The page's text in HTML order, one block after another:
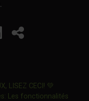
dans
s'ouvrira
s'ouvrira
LinkedIn
Ce lien
Partager
LISEZ CECI! 💚
Les fonctionnalités